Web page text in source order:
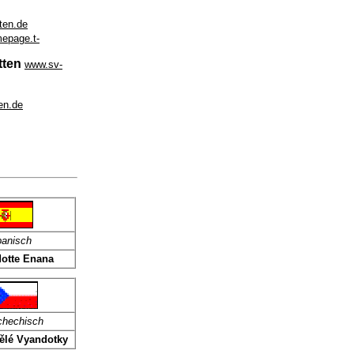
www.sv-
Enana
Vyandotky